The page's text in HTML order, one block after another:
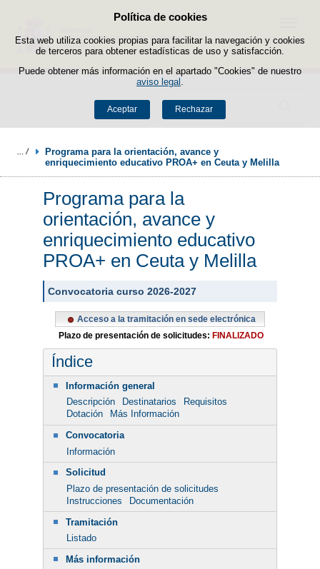
Política de cookies
Esta web utiliza cookies propias para facilitar la navegación y cookies
de terceros para obtener estadísticas de uso y satisfacción.
Puede obtener más información en el apartado "Cookies" de nuestro
aviso legal
Aceptar Rechazar
Saltar al contenido
Buscador
Menú
Programa para la orientación, avance y
enriquecimiento educativo PROA+ en Ceuta y Melilla
Programa para la
orientación, avance y
enriquecimiento educativo
PROA+ en Ceuta y Melilla
Convocatoria curso 2026-2027
Acceso a la tramitación en sede electrónica
Plazo de presentación de solicitudes: FINALIZADO
Índice
Información general
Descripción
Destinatarios
Requisitos
Dotación
Más Información
Convocatoria
Información
Solicitud
Plazo de presentación de solicitudes
Instrucciones
Documentación
Tramitación
Listado
Más información